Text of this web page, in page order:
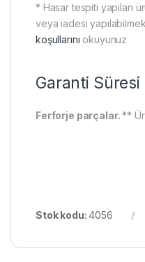
* Hasar tespiti yapılan
veya iadesi
koşullarını okuyunuz
Garanti Süresi
Ferforje parçalar.**
Stok kodu:4056